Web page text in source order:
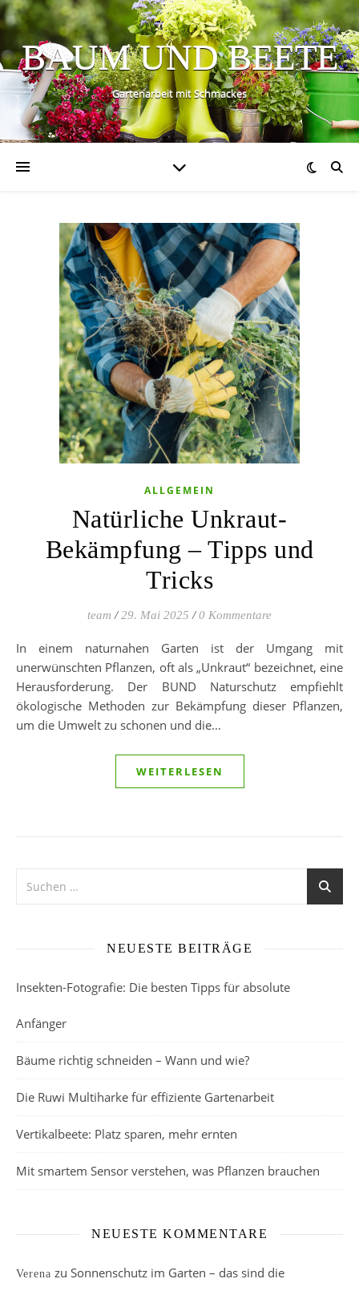
BAUM UND BEETE
Gartenarbeit mit Schmackes
ALLGEMEIN
Natürliche Unkraut-
Bekämpfung – Tipps und
Tricks
team / 29. Mai 2025 / 0 Kommentare
In einem naturnahen Garten ist der Umgang mit
unerwünschten Pflanzen, oft als „Unkraut“ bezeichnet, eine
Herausforderung. Der BUND Naturschutz empfiehlt
ökologische Methoden zur Bekämpfung dieser Pflanzen,
um die Umwelt zu schonen und die…
WEITERLESEN
NEUESTE BEITRÄGE
Insekten-Fotografie: Die besten Tipps für absolute
Anfänger
Bäume richtig schneiden – Wann und wie?
Die Ruwi Multiharke für effiziente Gartenarbeit
Vertikalbeete: Platz sparen, mehr ernten
Mit smartem Sensor verstehen, was Pflanzen brauchen
NEUESTE KOMMENTARE
Verena zu Sonnenschutz im Garten – das sind die